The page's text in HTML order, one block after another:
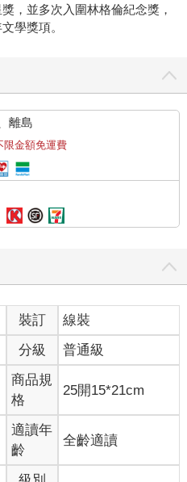
，並多次入圍林格倫紀念獎，
學獎項。
離島
限金額免運費
裝訂
線裝
分級 普通級
商品規
格
25開15*21cm
適讀年
齡
全齡適讀